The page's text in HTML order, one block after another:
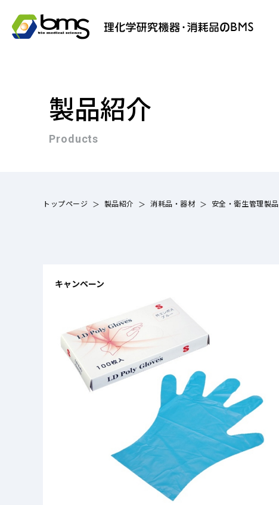
製品紹介
Products
トップページ 製品紹介 消耗品・器材 安全・衛生管理製品
キャンペーン